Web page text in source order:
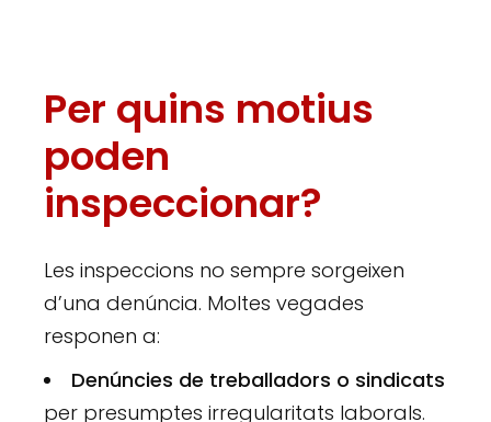
Per quins motius
poden
inspeccionar?
Les inspeccions no sempre sorgeixen
d’una denúncia. Moltes vegades
responen a:
Denúncies de treballadors o sindicats
per presumptes irregularitats laborals.